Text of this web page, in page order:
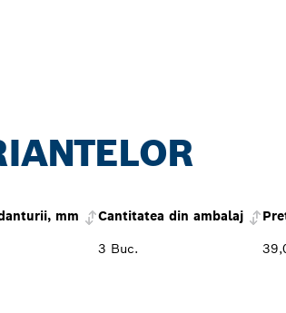
mm Cantitatea din ambalaj
3 Buc.